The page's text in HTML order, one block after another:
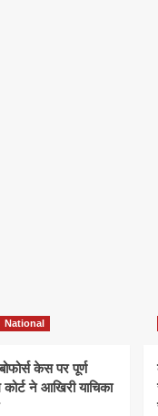
National
केस पर पूर्ण
कोर्ट ने आखिरी याचिका